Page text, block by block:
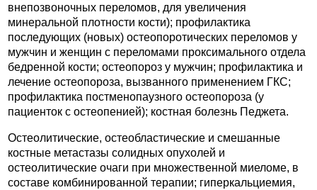
внепозвоночных переломов, для увеличения
минеральной плотности кости); профилактика
последующих (новых) остеопоротических переломов у
мужчин и женщин с переломами проксимального отдела
бедренной кости; остеопороз у мужчин; профилактика и
лечение остеопороза, вызванного применением ГКС;
профилактика постменопаузного остеопороза (у
пациенток с остеопенией); костная болезнь Педжета.
Остеолитические, остеобластические и смешанные
костные метастазы солидных опухолей и
остеолитические очаги при множественной миеломе, в
составе комбинированной терапии; гиперкальциемия,